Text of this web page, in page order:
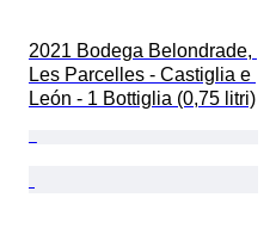
2021 Bodega Belondrade,
Les Parcelles - Castiglia e
León - 1 Bottiglia (0,75 litri)